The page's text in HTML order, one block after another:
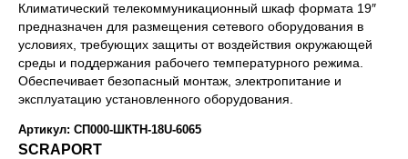
Климатический телекоммуникационный шкаф формата 19″
предназначен для размещения сетевого оборудования в
условиях, требующих защиты от воздействия окружающей
среды и поддержания рабочего температурного режима.
Обеспечивает безопасный монтаж, электропитание и
эксплуатацию установленного оборудования.
Артикул: СП000-ШКТН-18U-6065
SCRAPORT